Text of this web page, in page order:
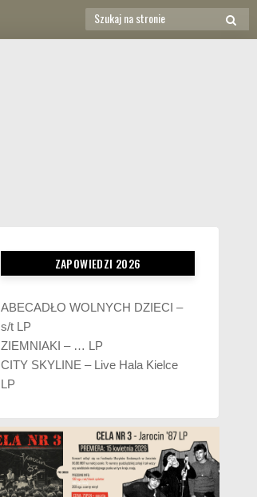
Search
for:
ZAPOWIEDZI 2026
ABECADŁO WOLNYCH DZIECI –
s/t LP
ZIEMNIAKI – … LP
CITY SKYLINE – Live Hala Kielce
LP